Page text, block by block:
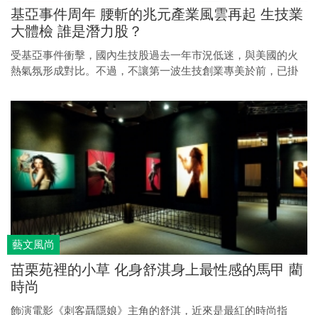
基亞事件周年 腰斬的兆元產業風雲再起 生技業
大體檢 誰是潛力股？
受基亞事件衝擊，國內生技股過去一年市況低迷，與美國的火
熱氣氛形成對比。不過，不讓第一波生技創業專美於前，已掛
生技創業潮，將有機會讓產業再創高峰。
藝文風尚
苗栗苑裡的小草 化身舒淇身上最性感的馬甲 藺
時尚
飾演電影《刺客聶隱娘》主角的舒淇，近來是最紅的時尚指